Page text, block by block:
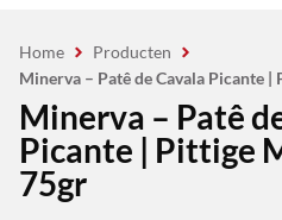
Home
Producten
Minerva – Patê de Cavala Picante
Minerva – Patê
Picante | Pittige
75gr